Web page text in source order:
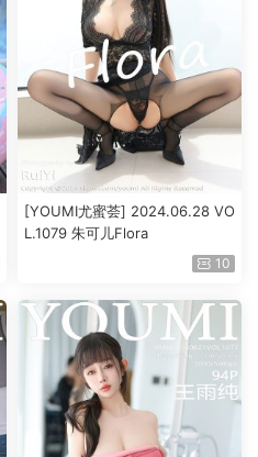
[YOUMI尤蜜荟] 2024.06.28 VO
L.1079 朱可儿Flora
10